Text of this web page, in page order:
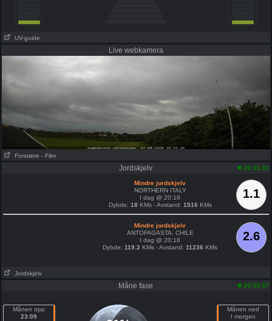
UV-guide
Live webkamera
Forstørre- Film
Jordskjelv 20:31:32
1.1
Mindre jordskjelv
NORTHERN ITALY
I dag @ 20:18
Dybde: 18 KMs - Avstand: 1516 KMs
2.6
Mindre jordskjelv
ANTOFAGASTA, CHILE
I dag @ 20:18
Dybde:119.2 KMs - Avstand:11236 KMs
Jordskjelv
Måne fase 20:35:37
Månen opp
23:09
Månen ned
I morgen